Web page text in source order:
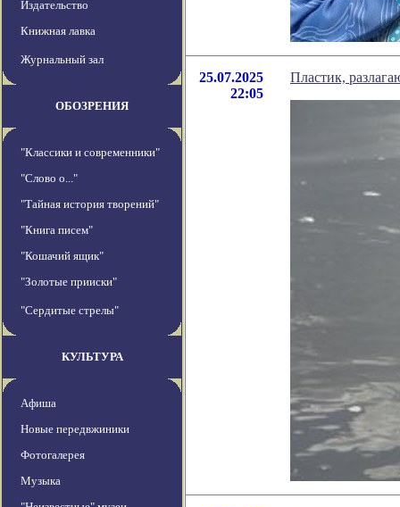
Издательство
Книжная лавка
Журнальный зал
ОБОЗРЕНИЯ
"Классики и современники"
"Слово о..."
"Тайная история творений"
"Книга писем"
"Кошачий ящик"
"Золотые прииски"
"Сердитые стрелы"
КУЛЬТУРА
Афиша
Новые передвжиники
Фотогалерея
Музыка
25.07.2025
22:05
Пластик,